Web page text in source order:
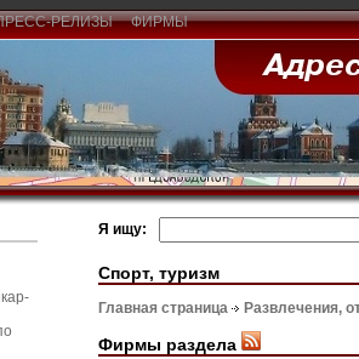
РЕЛИЗЫ ФИРМЫ
Я ищу:
Спорт, туризм
Главная страница Развлечения,
Фирмы раздела